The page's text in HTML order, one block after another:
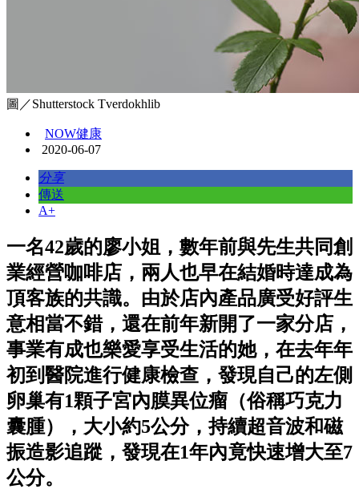
圖／Shutterstock Tverdokhlib
NOW健康
2020-06-07
分享
傳送
A+
一名42歲的廖小姐，數年前與先生共同創
業經營咖啡店，兩人也早在結婚時達成為
頂客族的共識。由於店內產品廣受好評生
意相當不錯，還在前年新開了一家分店，
事業有成也樂愛享受生活的她，在去年年
初到醫院進行健康檢查，發現自己的左側
卵巢有1顆子宮內膜異位瘤（俗稱巧克力
囊腫），大小約5公分，持續超音波和磁
振造影追蹤，發現在1年內竟快速增大至7
公分。